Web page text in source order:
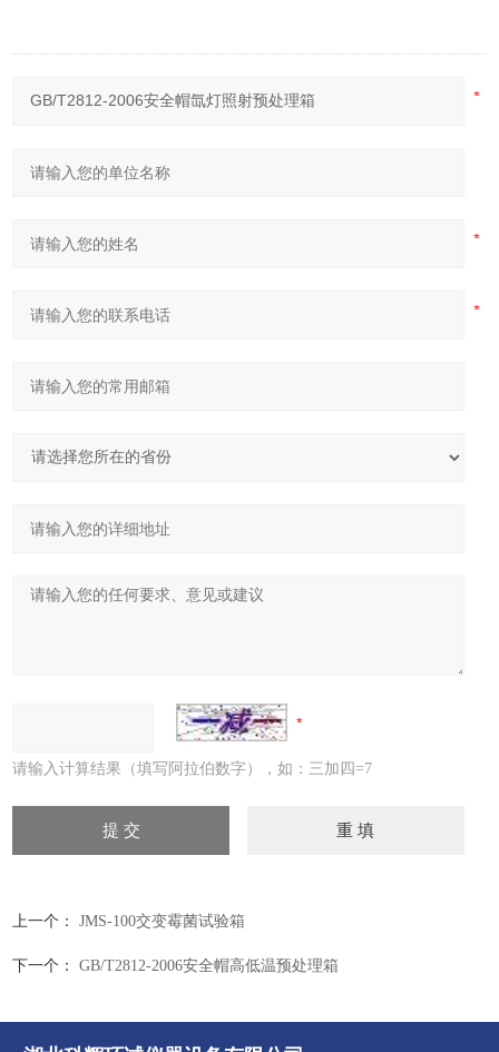
请输入计算结果（填写阿拉伯数字），如：三加四=7
上一个： JMS-100交变霉菌试验箱
下一个： GB/T2812-2006安全帽高低温预处理箱